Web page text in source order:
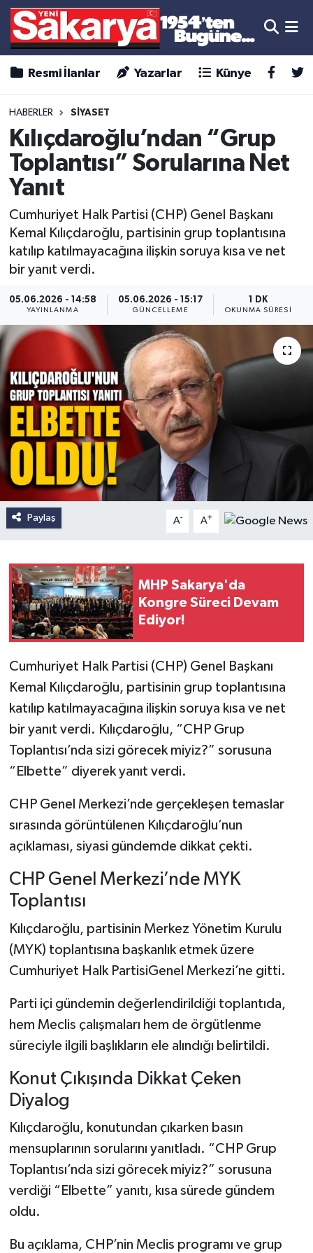
Resmi İlanlar Yazarlar Künye
HABERLER SİYASET
Kılıçdaroğlu’ndan “Grup
Toplantısı” Sorularına Net
Yanıt
Cumhuriyet Halk Partisi (CHP) Genel Başkanı
Kemal Kılıçdaroğlu, partisinin grup toplantısına
katılıp katılmayacağına ilişkin soruya kısa ve net
bir yanıt verdi.
05.06.2026 - 14:58
YAYINLANMA
05.06.2026 - 15:17
GÜNCELLEME
1 DK
OKUNMA SÜRESI
Paylaş A- A+
MHP Sakarya'da
Kongre Süreci Devam
Ediyor!
Cumhuriyet Halk Partisi (CHP) Genel Başkanı
Kemal Kılıçdaroğlu, partisinin grup toplantısına
katılıp katılmayacağına ilişkin soruya kısa ve net
bir yanıt verdi. Kılıçdaroğlu, “CHP Grup
Toplantısı’nda sizi görecek miyiz?” sorusuna
“Elbette” diyerek yanıt verdi.
CHP Genel Merkezi’nde gerçekleşen temaslar
sırasında görüntülenen Kılıçdaroğlu’nun
açıklaması, siyasi gündemde dikkat çekti.
CHP Genel Merkezi’nde MYK
Toplantısı
Kılıçdaroğlu, partisinin Merkez Yönetim Kurulu
(MYK) toplantısına başkanlık etmek üzere
Cumhuriyet Halk PartisiGenel Merkezi’ne gitti.
Parti içi gündemin değerlendirildiği toplantıda,
hem Meclis çalışmaları hem de örgütlenme
süreciyle ilgili başlıkların ele alındığı belirtildi.
Konut Çıkışında Dikkat Çeken
Diyalog
Kılıçdaroğlu, konutundan çıkarken basın
mensuplarının sorularını yanıtladı. “CHP Grup
Toplantısı’nda sizi görecek miyiz?” sorusuna
verdiği “Elbette” yanıtı, kısa sürede gündem
oldu.
Bu açıklama, CHP’nin Meclis programı ve grup